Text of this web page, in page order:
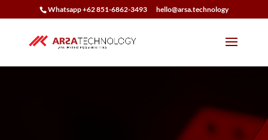
Whatsapp +62 851-6862-3493 hello@arsa.technology